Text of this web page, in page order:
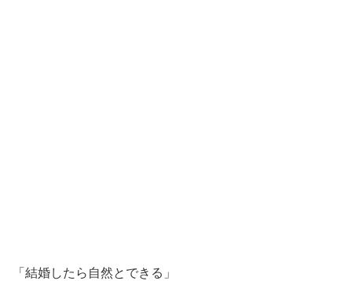
「結婚したら自然とできる」